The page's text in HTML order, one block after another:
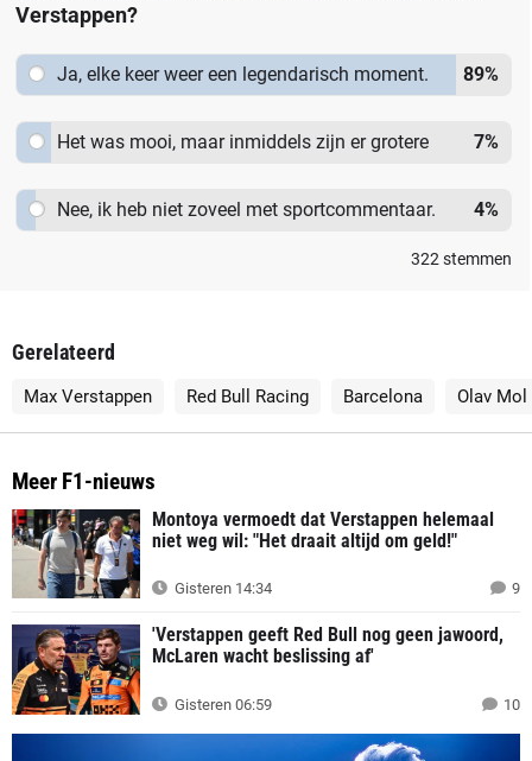
Verstappen?
Ja, elke keer weer een legendarisch moment. 89%
Het was mooi, maar inmiddels zijn er grotere
7%
Nee, ik heb niet zoveel met sportcommentaar. 4%
322 stemmen
Gerelateerd
Max Verstappen Red Bull Racing Barcelona Olav Mol
Meer F1-nieuws
Montoya vermoedt dat Verstappen helemaal
niet weg wil: "Het draait altijd om geld!"
Gisteren 14:34 9
'Verstappen geeft Red Bull nog geen jawoord,
McLaren wacht beslissing af'
Gisteren 06:59 10